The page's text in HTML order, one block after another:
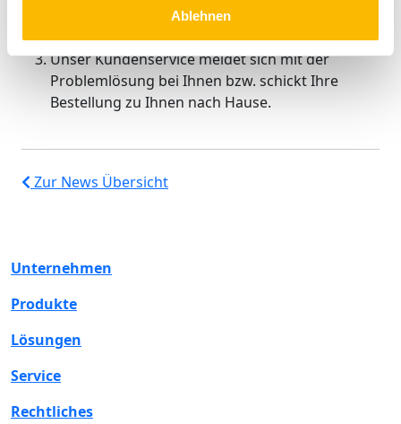
Ablehnen
Problem erfassen oder individuelles Zubehör zu
Ihren Fenstern auswählen.
Unser Kundenservice meldet sich mit der
Problemlösung bei Ihnen bzw. schickt Ihre
Bestellung zu Ihnen nach Hause.
Zur News Übersicht
Unternehmen
Produkte
Lösungen
Service
Rechtliches